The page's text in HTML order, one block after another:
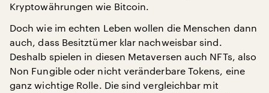
Kryptowährungen wie Bitcoin.
Doch wie im echten Leben wollen die Menschen dann
auch, dass Besitztümer klar nachweisbar sind.
Deshalb spielen in diesen Metaversen auch NFTs, also
Non Fungible oder nicht veränderbare Tokens, eine
ganz wichtige Rolle. Die sind vergleichbar mit